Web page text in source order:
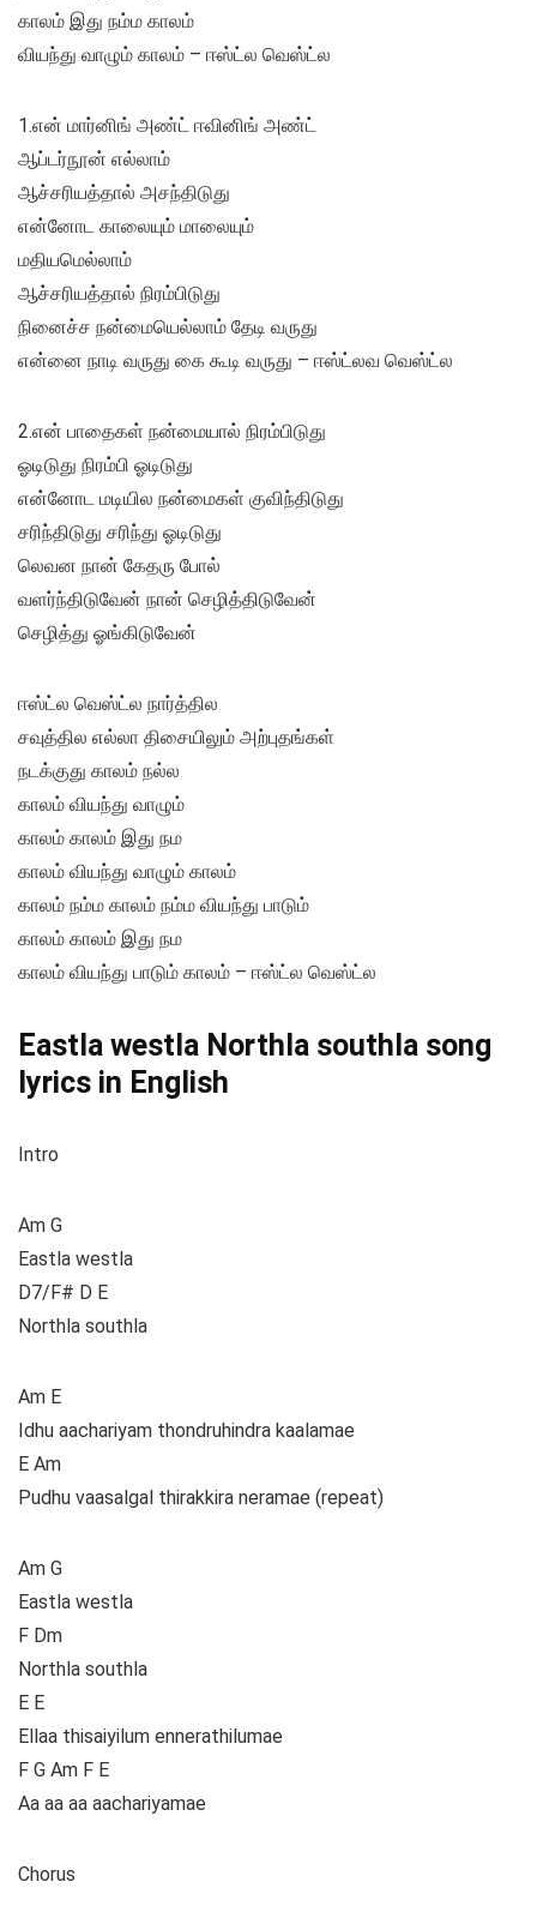
காலம் இது நம்ம காலம்
வியந்து வாழும் காலம் – ஈஸ்ட்ல வெஸ்ட்ல
1.என் மார்னிங் அண்ட் ஈவினிங் அண்ட்
ஆப்டர்நூன் எல்லாம்
ஆச்சரியத்தால் அசந்திடுது
என்னோட காலையும் மாலையும்
மதியமெல்லாம்
ஆச்சரியத்தால் நிரம்பிடுது
நினைச்ச நன்மையெல்லாம் தேடி வருது
என்னை நாடி வருது கை கூடி வருது – ஈஸ்ட்லவ வெஸ்ட்ல
2.என் பாதைகள் நன்மையால் நிரம்பிடுது
ஓடிடுது நிரம்பி ஓடிடுது
என்னோட மடியில நன்மைகள் குவிந்திடுது
சரிந்திடுது சரிந்து ஓடிடுது
லெவன நான் கேதரு போல்
வளர்ந்திடுவேன் நான் செழித்திடுவேன்
செழித்து ஓங்கிடுவேன்
ஈஸ்ட்ல வெஸ்ட்ல நார்த்தில
சவுத்தில எல்லா திசையிலும் அற்புதங்கள்
நடக்குது காலம் நல்ல
காலம் வியந்து வாழும்
காலம் காலம் இது நம
காலம் வியந்து வாழும் காலம்
காலம் நம்ம காலம் நம்ம வியந்து பாடும்
காலம் காலம் இது நம
காலம் வியந்து பாடும் காலம் – ஈஸ்ட்ல வெஸ்ட்ல
Eastla westla Northla southla song
lyrics in English
Intro
Am G
Eastla westla
D7/F# D E
Northla southla
Am E
Idhu aachariyam thondruhindra kaalamae
E Am
Pudhu vaasalgal thirakkira neramae (repeat)
Am G
Eastla westla
F Dm
Northla southla
E E
Ellaa thisaiyilum ennerathilumae
F G Am F E
Aa aa aa aachariyamae
Chorus